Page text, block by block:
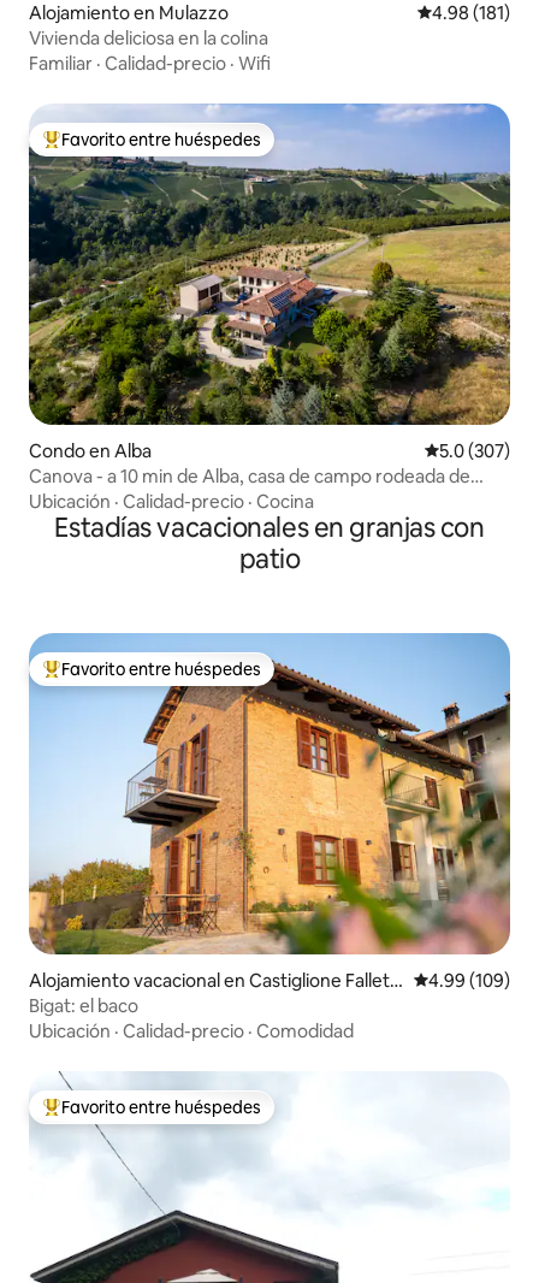
Alojamiento en Mulazzo Calificación
4.98 (181)
Vivienda deliciosa en la colina
Familiar · Calidad-precio · Wifi
Favorito entre huéspedes preferido
Favorito entre huéspedes
Condo en Alba Calificación
5.0 (307)
Canova - a 10 min de Alba, casa de campo rodeada de
vegetación
Ubicación · Calidad-precio · Cocina
Estadías vacacionales en granjas con
patio
Favorito entre huéspedes preferido
Favorito entre huéspedes
Alojamiento vacacional en Castiglione Fallett
o
Calificación
4.99 (109)
Bigat: el baco
Ubicación · Calidad-precio · Comodidad
Favorito entre huéspedes preferido
Favorito entre huéspedes